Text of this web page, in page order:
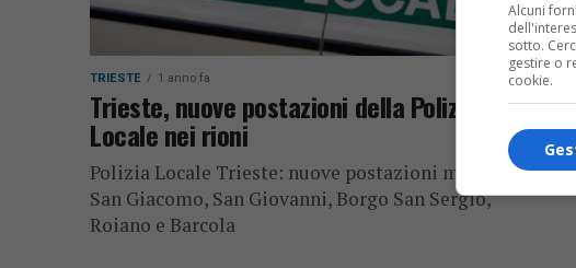
TRIESTE 1 anno fa
Trieste, nuove postazioni della Polizia
Locale nei rioni
Polizia Locale Trieste: nuove postazioni mobili a
San Giacomo, San Giovanni, Borgo San Sergio,
Roiano e Barcola
Alcuni
sotto.
gestire o
cookie.